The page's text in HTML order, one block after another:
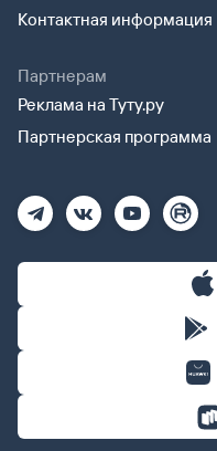
Контактная информация
Партнерам
Реклама на Туту.ру
Партнерская программа